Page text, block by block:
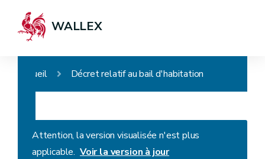
WALLEX
Accueil Décret relatif au bail d'habitation
Attention, la version visualisée n'est plus
applicable. Voir la version à jour